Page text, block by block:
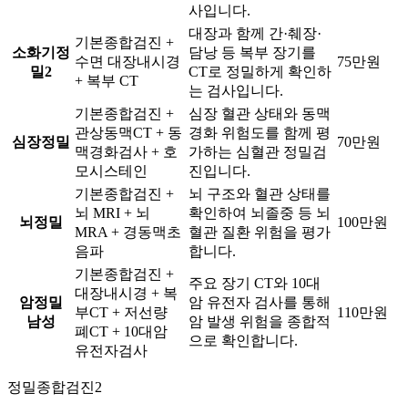
사입니다.
소화기정
밀2
기본종합검진 +
수면 대장내시경
+ 복부 CT
대장과 함께 간·췌장·
담낭 등 복부 장기를
CT로 정밀하게 확인하
는 검사입니다.
75만원
심장정밀
기본종합검진 +
관상동맥CT + 동
맥경화검사 + 호
모시스테인
심장 혈관 상태와 동맥
경화 위험도를 함께 평
가하는 심혈관 정밀검
진입니다.
70만원
뇌정밀
기본종합검진 +
뇌 MRI + 뇌
MRA + 경동맥초
음파
뇌 구조와 혈관 상태를
확인하여 뇌졸중 등 뇌
혈관 질환 위험을 평가
합니다.
100만원
암정밀
남성
기본종합검진 +
대장내시경 + 복
부CT + 저선량
폐CT + 10대암
유전자검사
주요 장기 CT와 10대
암 유전자 검사를 통해
암 발생 위험을 종합적
으로 확인합니다.
110만원
정밀종합검진2